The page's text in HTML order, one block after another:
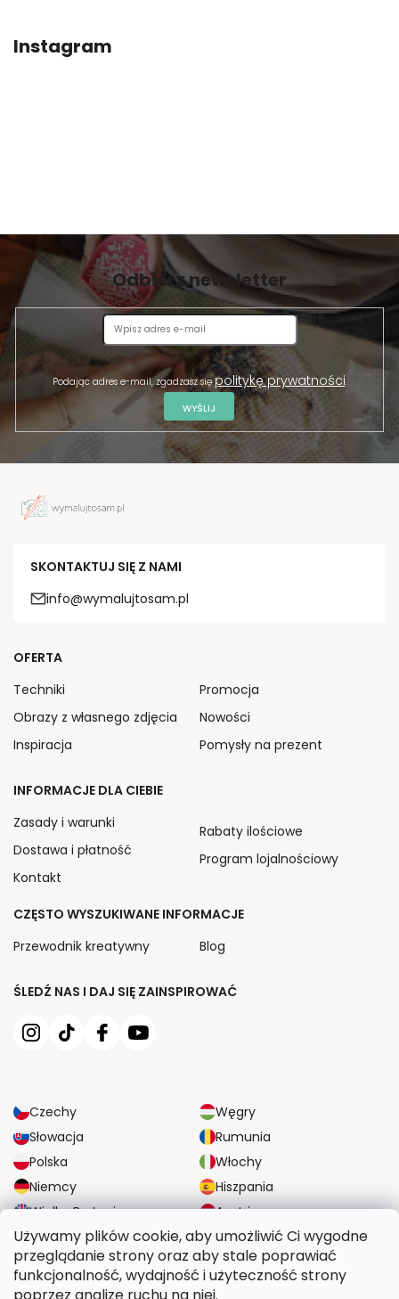
Używamy plików cookie, aby umożliwić Ci wygodne
przeglądanie strony oraz aby stale poprawiać
funkcjonalność, wydajność i użyteczność strony
Instagram
Odbierz newsletter
Podając adres e-mail, zgadzasz siępolitykę prywatności.
WYŚLIJ
SKONTAKTUJ SIĘ Z NAMI
info@wymalujtosam.pl
ŚLEDŹ NAS I DAJ SIĘ ZAINSPIROWAĆ
Czechy
Węgry
Słowacja
Rumunia
Polska
Włochy
Niemcy
Hiszpania
Wielka Brytania
Austria
OFERTA
Techniki
Obrazy z własnego zdjęcia
Inspiracja
Promocja
Nowości
Pomysły na prezent
INFORMACJE DLA CIEBIE
Zasady i warunki
Dostawa i płatność
Kontakt
Rabaty ilościowe
Program lojalnościowy
CZĘSTO WYSZUKIWANE INFORMACJE
Przewodnik kreatywny
Blog
NIEZAWODNE OPCJE DOSTAWY